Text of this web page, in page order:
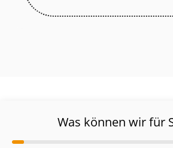
Was können wir für